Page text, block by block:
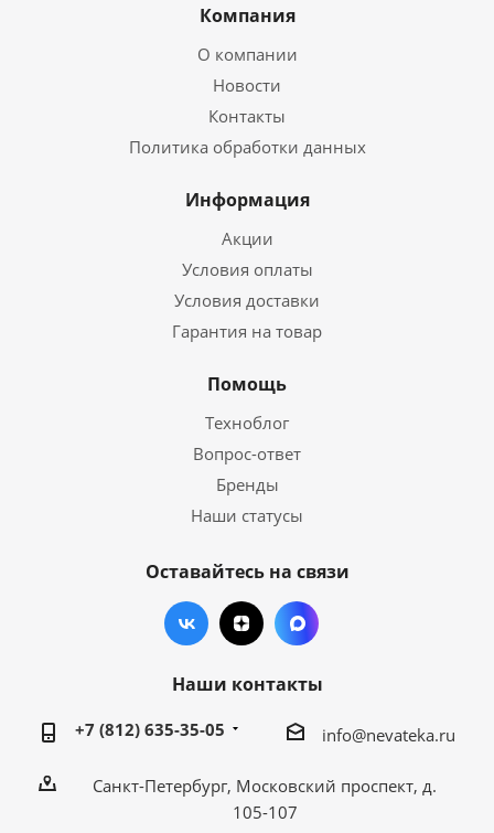
Компания
О компании
Новости
Контакты
Политика обработки данных
Информация
Акции
Условия оплаты
Условия доставки
Гарантия на товар
Помощь
Техноблог
Вопрос-ответ
Бренды
Наши статусы
Оставайтесь на связи
Наши контакты
+7 (812) 635-35-05 info@nevateka.ru
Санкт-Петербург, Московский проспект, д.
105-107